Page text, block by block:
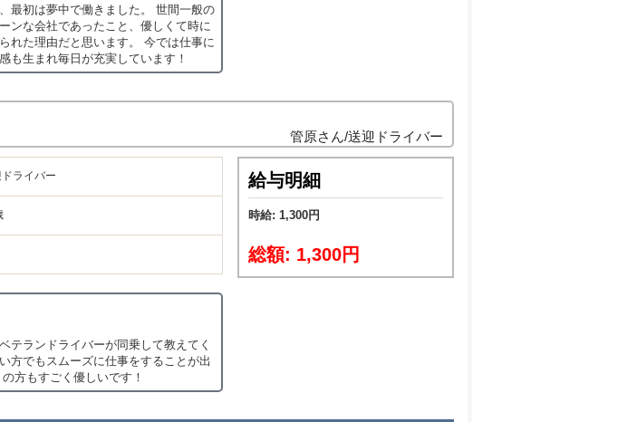
最初は夢中で働きました。 世間一般の
ンな会社であったこと、優しくて時に
れた理由だと思います。 今では仕事に
も生まれ毎日が充実しています！
管原さん/送迎ドライバー
ライバー
テランドライバーが同乗して教えてく
方でもスムーズに仕事をすることが出
方もすごく優しいです！
給与明細
時給: 1,300円
総額: 1,300円